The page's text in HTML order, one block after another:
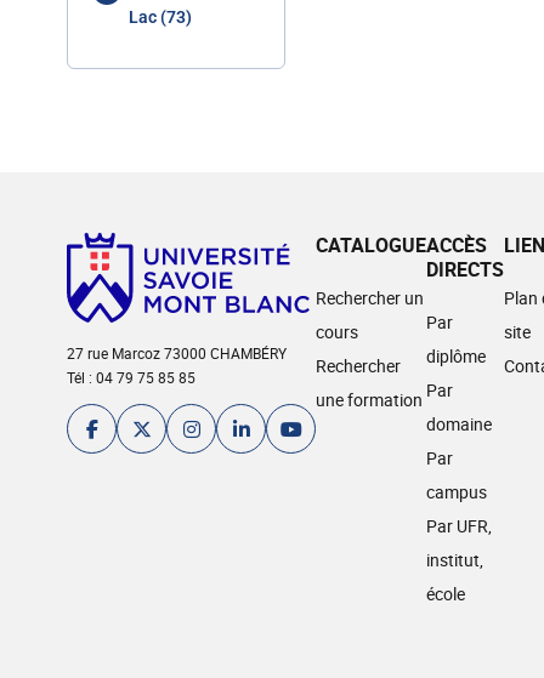
Lac (73)
27 rue Marcoz 73000 CHAMBÉRY
Tél : 04 79 75 85 85
CATALOGUE
Rechercher un
cours
Rechercher
une formation
ACCÈS
DIRECTS
Par
diplôme
Par
domaine
Par
campus
Par UFR,
institut,
école
Plan
site